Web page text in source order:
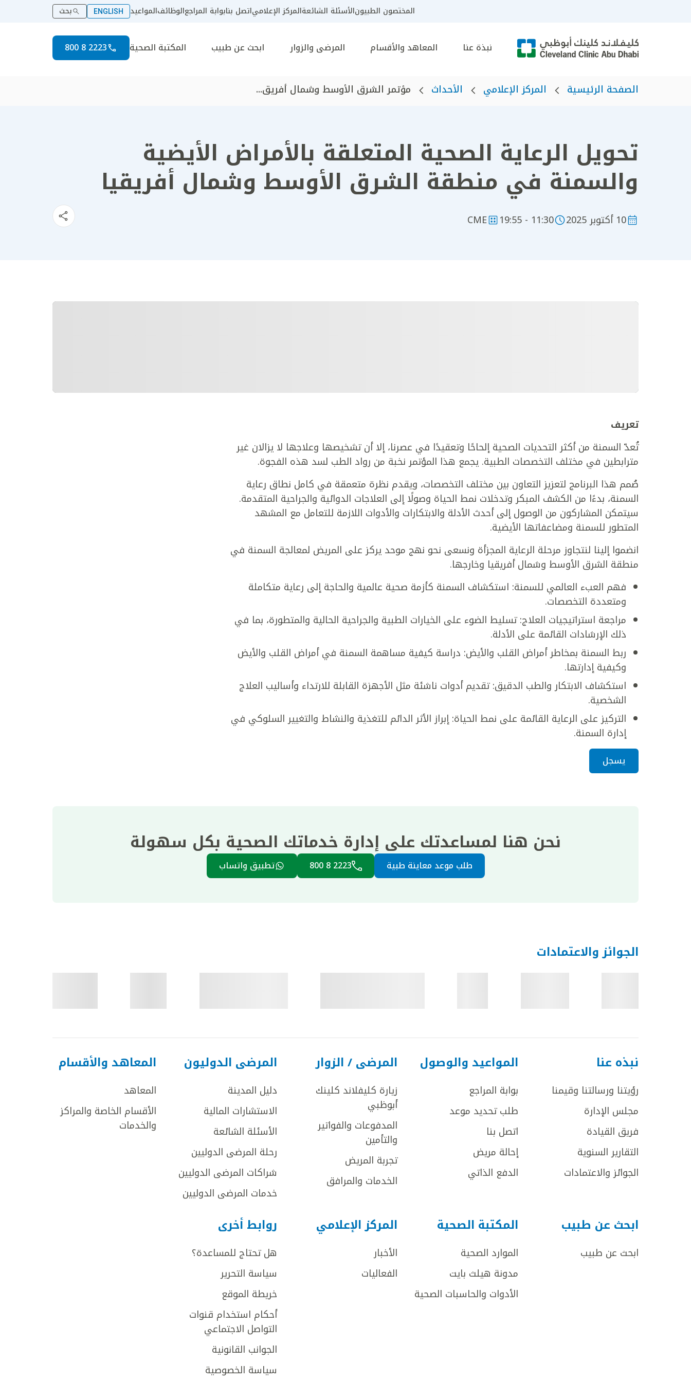
المختصون الطبيونالأسئلة الشائعةالمركز الإعلامياتصل بنابوابة المراجعالوظائفالمواعيد ENGLISH بحث
نبذة عنا المعاهد والأقسام المرضى والزوار ابحث عن طبيب المكتبة الصحية 2223 8 800
الصفحة الرئيسية المركز الإعلامي الأحداث مؤتمر الشرق الأوسط وشمال أفريق...
تحويل الرعاية الصحية المتعلقة بالأمراض الأيضية
والسمنة في منطقة الشرق الأوسط وشمال أفريقيا
10 أكتوبر 2025 11:30 - 19:55
CME
تعريف
تُعدّ السمنة من أكثر التحديات الصحية إلحاحًا وتعقيدًا في عصرنا، إلا أن تشخيصها وعلاجها لا يزالان غير
مترابطين في مختلف التخصصات الطبية. يجمع هذا المؤتمر نخبة من رواد الطب لسد هذه الفجوة.
صُمم هذا البرنامج لتعزيز التعاون بين مختلف التخصصات، ويقدم نظرة متعمقة في كامل نطاق رعاية
السمنة، بدءًا من الكشف المبكر وتدخلات نمط الحياة وصولًا إلى العلاجات الدوائية والجراحية المتقدمة.
سيتمكن المشاركون من الوصول إلى أحدث الأدلة والابتكارات والأدوات اللازمة للتعامل مع المشهد
المتطور للسمنة ومضاعفاتها الأيضية.
انضموا إلينا لنتجاوز مرحلة الرعاية المجزأة ونسعى نحو نهج موحد يركز على المريض لمعالجة السمنة في
منطقة الشرق الأوسط وشمال أفريقيا وخارجها.
فهم العبء العالمي للسمنة: استكشاف السمنة كأزمة صحية عالمية والحاجة إلى رعاية متكاملة
ومتعددة التخصصات.
مراجعة استراتيجيات العلاج: تسليط الضوء على الخيارات الطبية والجراحية الحالية والمتطورة، بما في
ذلك الإرشادات القائمة على الأدلة.
ربط السمنة بمخاطر أمراض القلب والأيض: دراسة كيفية مساهمة السمنة في أمراض القلب والأيض
وكيفية إدارتها.
استكشاف الابتكار والطب الدقيق: تقديم أدوات ناشئة مثل الأجهزة القابلة للارتداء وأساليب العلاج
الشخصية.
التركيز على الرعاية القائمة على نمط الحياة: إبراز الأثر الدائم للتغذية والنشاط والتغيير السلوكي في
إدارة السمنة.
يسجل
نحن هنا لمساعدتك على إدارة خدماتك الصحية بكل سهولة
طلب موعد معاينة طبية 2223 8 800 تطبيق واتساب
الجوائز والاعتمادات
نبذه عنا
رؤيتنا ورسالتنا وقيمنا
مجلس الإدارة
فريق القيادة
التقارير السنوية
الجوائز والاعتمادات
المواعيد والوصول
بوابة المراجع
طلب تحديد موعد
اتصل بنا
إحالة مريض
الدفع الذاتي
المرضى / الزوار
زيارة كليفلاند كلينك
أبوظبي
المدفوعات والفواتير
والتأمين
تجربة المريض
الخدمات والمرافق
المرضى الدوليون
دليل المدينة
الاستشارات المالية
الأسئلة الشائعة
رحلة المرضى الدوليين
شراكات المرضى الدوليين
خدمات المرضى الدوليين
المعاهد والأقسام
المعاهد
الأقسام الخاصة والمراكز
والخدمات
ابحث عن طبيب
ابحث عن طبيب
المكتبة الصحية
الموارد الصحية
مدونة هيلث بايت
الأدوات والحاسبات الصحية
المركز الإعلامي
الأخبار
الفعاليات
روابط أخرى
هل تحتاج للمساعدة؟
سياسة التحرير
خريطة الموقع
أحكام استخدام قنوات
التواصل الاجتماعي
الجوانب القانونية
سياسة الخصوصية